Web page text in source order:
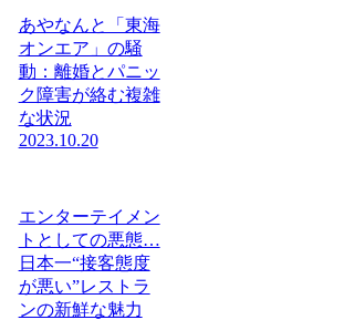
あやなんと「東海
オンエア」の騒
動：離婚とパニッ
ク障害が絡む複雑
な状況
2023.10.20
エンターテイメン
トとしての悪態…
日本一“接客態度
が悪い”レストラ
ンの新鮮な魅力